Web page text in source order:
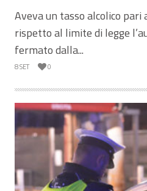
Aveva un tasso alcolico
rispetto al limite di legge
fermato dalla...
8 SET 0